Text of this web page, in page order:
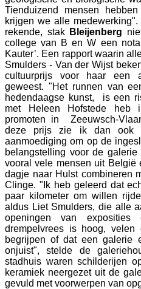
Tienduizend mensen
krijgen we alle
rekende, stak Bleijenberg
college van B en W een
Kauter’. Een rapport waarin
Smulders - Van der Wijst
cultuurprijs voor haar een
geweest. "Het runnen van
hedendaagse kunst, is een
met Heleen Hofstede heb
promoten in Zeeuwsch-
deze prijs zie ik dan ook
aanmoediging om op de
belangstelling voor de
vooral vele mensen uit België
dagje naar Hulst combineren
Clinge. "Ik heb geleerd dat
paar kilometer om willen
aldus Liet Smulders, die alle
openingen van
drempelvrees is hoog,
begrijpen of dat een galerie
onjuist", stelde de
stadhuis waren schilderijen
keramiek neergezet uit de
gevuld met voorwerpen van